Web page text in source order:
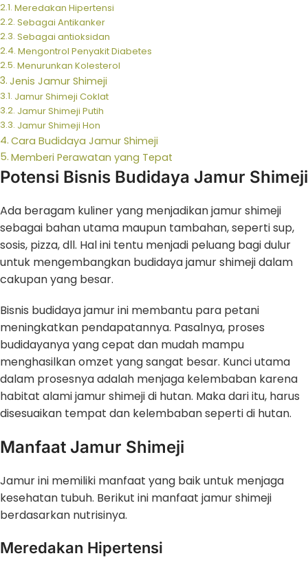
Meredakan Hipertensi
Sebagai Antikanker
Sebagai antioksidan
Mengontrol Penyakit Diabetes
Menurunkan Kolesterol
Jenis Jamur Shimeji
Jamur Shimeji Coklat
Jamur Shimeji Putih
Jamur Shimeji Hon
Cara Budidaya Jamur Shimeji
Memberi Perawatan yang Tepat
Potensi Bisnis Budidaya Jamur Shimeji
Ada beragam kuliner yang menjadikan jamur shimeji
sebagai bahan utama maupun tambahan, seperti sup,
sosis, pizza, dll. Hal ini tentu menjadi peluang bagi dulur
untuk mengembangkan budidaya jamur shimeji dalam
cakupan yang besar.
Bisnis budidaya jamur ini membantu para petani
meningkatkan pendapatannya. Pasalnya, proses
budidayanya yang cepat dan mudah mampu
menghasilkan omzet yang sangat besar. Kunci utama
dalam prosesnya adalah menjaga kelembaban karena
habitat alami jamur shimeji di hutan. Maka dari itu, harus
disesuaikan tempat dan kelembaban seperti di hutan.
Manfaat Jamur Shimeji
Jamur ini memiliki manfaat yang baik untuk menjaga
kesehatan tubuh. Berikut ini manfaat jamur shimeji
berdasarkan nutrisinya.
Meredakan Hipertensi